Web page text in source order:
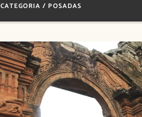
CATEGORIA / POSADAS